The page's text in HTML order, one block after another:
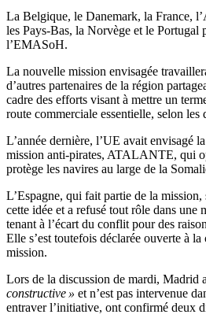
La Belgique, le Danemark, la France,
les Pays-Bas, la Norvège et le Portugal
l’EMASoH.
La nouvelle mission envisagée
d’autres partenaires de la région
cadre des efforts visant à mettre un
route commerciale essentielle, selon les
L’année dernière, l’UE avait envisagé
mission anti-pirates, ATALANTE, qui
protège les navires au large de la
L’Espagne, qui fait partie de la mission,
cette idée et a refusé tout rôle dans une
tenant à l’écart du conflit pour des
Elle s’est toutefois déclarée ouverte à
mission.
Lors de la discussion de mardi, Madrid
constructive » et n’est pas intervenue
entraver l’initiative, ont confirmé deux